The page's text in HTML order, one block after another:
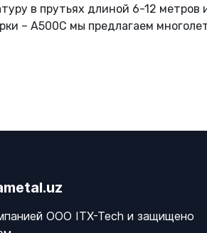
в прутьях длиной 6-12 метров
– А500С мы предлагаем
OOO ITX-Tech и защищено